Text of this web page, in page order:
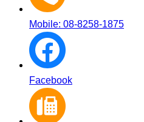
Mobile: 08-8258-1875
Facebook